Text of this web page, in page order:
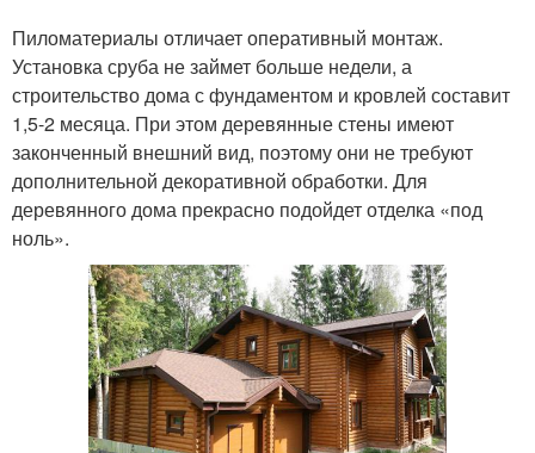
Пиломатериалы отличает оперативный монтаж.
Установка сруба не займет больше недели, а
строительство дома с фундаментом и кровлей составит
1,5-2 месяца. При этом деревянные стены имеют
законченный внешний вид, поэтому они не требуют
дополнительной декоративной обработки. Для
деревянного дома прекрасно подойдет отделка «под
ноль».